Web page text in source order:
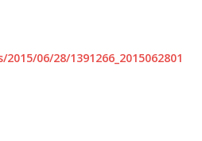
06/28/1391266_2015062801